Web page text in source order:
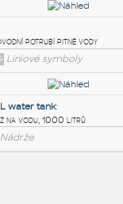
na vodu, fontánka
Kuchyně
Water:
pitné vody
Kancelář